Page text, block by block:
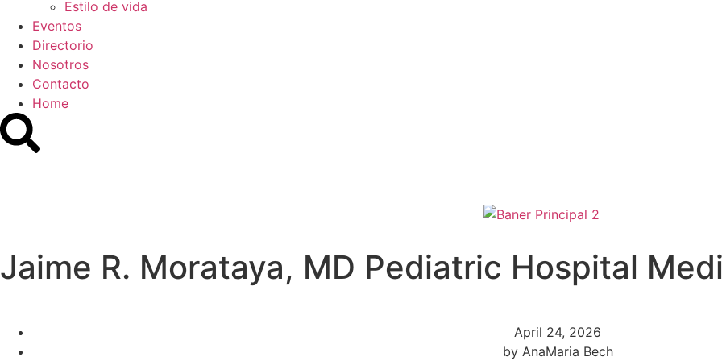
Estilo de vida
Eventos
Directorio
Nosotros
Contacto
Home
Jaime R. Morataya, MD Pediatric Hospital
April 24, 2026
byAnaMaria Bech